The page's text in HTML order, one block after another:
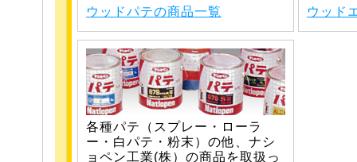
ウッドパテの商品一覧
ウッド
各種パテ（スプレー・ローラ
ー・白パテ・粉末）の他、ナシ
ョペン工業(株）の商品を取扱っ